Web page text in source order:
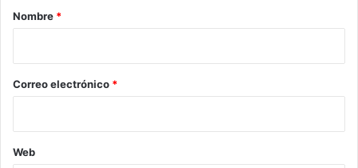
r
*
Nombre *
Correo electrónico *
Web